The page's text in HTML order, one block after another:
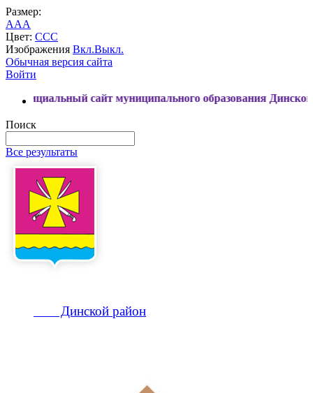
Размер:
AAA
Цвет: CCC
Изображения Вкл.Выкл.
Обычная версия сайта
Войти
сайт муниципального образования Динской район
Поиск
Все результаты
Динской район